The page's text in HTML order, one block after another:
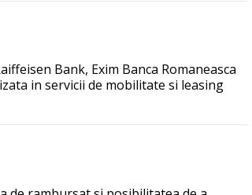
Bank, Exim Banca Romaneasca
in servicii de mobilitate si leasing